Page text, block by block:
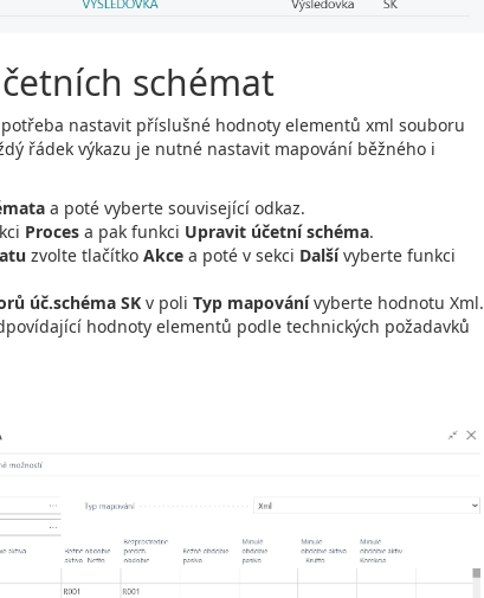
schémat
nastavit příslušné hodnoty elementů xml souboru
řádek výkazu je nutné nastavit mapování běžného i
a poté vyberte související odkaz.
Proces a pak funkci Upravit účetní schéma.
zvolte tlačítko Akce a poté v sekci Dalšívyberte funkci
úč.schéma SK v poli Typ mapovánívyberte hodnotu Xml.
hodnoty elementů podle technických požadavků